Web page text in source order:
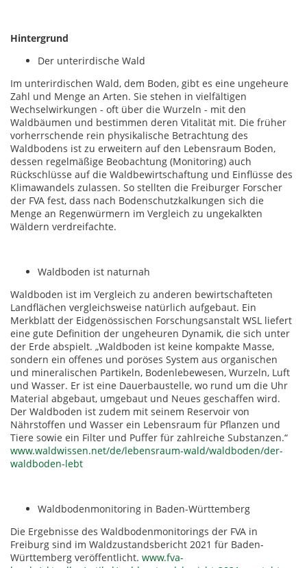
Hintergrund
Der unterirdische Wald
Im unterirdischen Wald, dem Boden, gibt es eine ungeheure
Zahl und Menge an Arten. Sie stehen in vielfältigen
Wechselwirkungen - oft über die Wurzeln - mit den
Waldbäumen und bestimmen deren Vitalität mit. Die früher
vorherrschende rein physikalische Betrachtung des
Waldbodens ist zu erweitern auf den Lebensraum Boden,
dessen regelmäßige Beobachtung (Monitoring) auch
Rückschlüsse auf die Waldbewirtschaftung und Einflüsse des
Klimawandels zulassen. So stellten die Freiburger Forscher
der FVA fest, dass nach Bodenschutzkalkungen sich die
Menge an Regenwürmern im Vergleich zu ungekalkten
Wäldern verdreifachte.
Waldboden ist naturnah
Waldboden ist im Vergleich zu anderen bewirtschafteten
Landflächen vergleichsweise natürlich aufgebaut. Ein
Merkblatt der Eidgenössischen Forschungsanstalt WSL liefert
eine gute Definition der ungeheuren Dynamik, die sich unter
der Erde abspielt. „Waldboden ist keine kompakte Masse,
sondern ein offenes und poröses System aus organischen
und mineralischen Partikeln, Bodenlebewesen, Wurzeln, Luft
und Wasser. Er ist eine Dauerbaustelle, wo rund um die Uhr
Material abgebaut, umgebaut und Neues geschaffen wird.
Der Waldboden ist zudem mit seinem Reservoir von
Nährstoffen und Wasser ein Lebensraum für Pflanzen und
Tiere sowie ein Filter und Puffer für zahlreiche Substanzen.“
www.waldwissen.net/de/lebensraum-wald/waldboden/der-
waldboden-lebt
Waldbodenmonitoring in Baden-Württemberg
Die Ergebnisse des Waldbodenmonitorings der FVA in
Freiburg sind im Waldzustandsbericht 2021 für Baden-
Württemberg veröffentlicht. www.fva-